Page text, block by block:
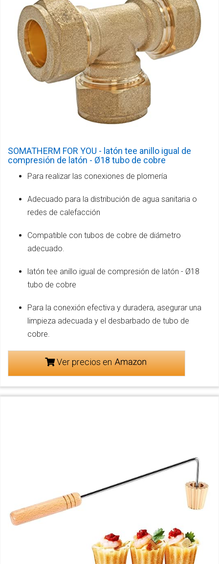
SOMATHERM FOR YOU - latón tee anillo igual de
compresión de latón - Ø18 tubo de cobre
Para realizar las conexiones de plomería
Adecuado para la distribución de agua sanitaria o
redes de calefacción
Compatible con tubos de cobre de diámetro
adecuado.
latón tee anillo igual de compresión de latón - Ø18
tubo de cobre
Para la conexión efectiva y duradera, asegurar una
limpieza adecuada y el desbarbado de tubo de
cobre.
Ver precios en